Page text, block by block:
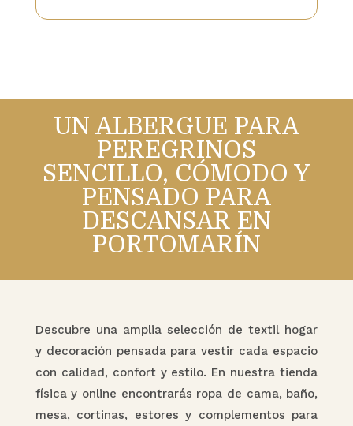
UN ALBERGUE PARA
PEREGRINOS
SENCILLO, CÓMODO Y
PENSADO PARA
DESCANSAR EN
PORTOMARÍN
Descubre una amplia selección de textil hogar
y decoración pensada para vestir cada espacio
con calidad, confort y estilo. En nuestra tienda
física y online encontrarás ropa de cama, baño,
mesa, cortinas, estores y complementos para